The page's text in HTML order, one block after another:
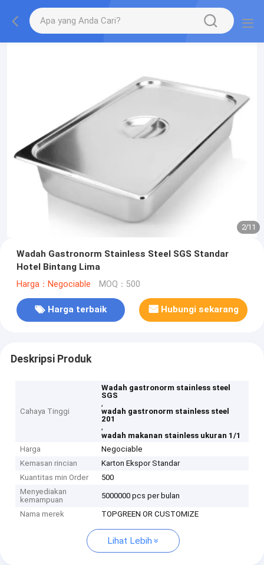
2/11
Wadah Gastronorm Stainless Steel SGS Standar
Hotel Bintang Lima
Harga：Negociable MOQ：500
Harga terbaik Hubungi sekarang
Deskripsi Produk
Cahaya Tinggi
Wadah gastronorm stainless steel
SGS
,
wadah gastronorm stainless steel
201
,
wadah makanan stainless ukuran 1/1
Harga
Negociable
Kemasan rincian
Karton Ekspor Standar
Kuantitas min Order
500
Menyediakan
kemampuan
5000000 pcs per bulan
Nama merek TOPGREEN OR CUSTOMIZE
Lihat Lebih